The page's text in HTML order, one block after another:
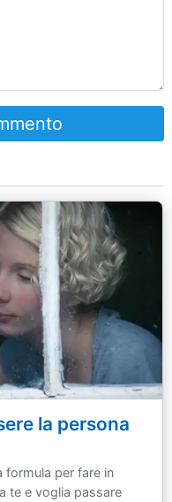
la persona
formula per fare in
te e voglia passare